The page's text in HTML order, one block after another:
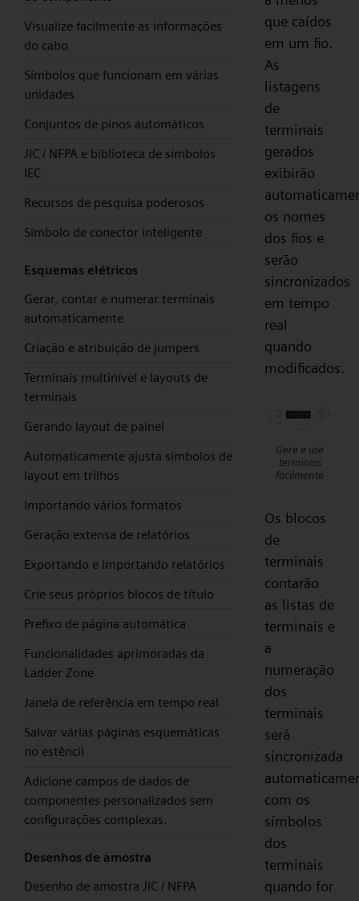
Visualize facilmente as informações
do cabo
Símbolos que funcionam em várias
unidades
Conjuntos de pinos automáticos
JIC / NFPA e biblioteca de símbolos
IEC
Recursos de pesquisa poderosos
Símbolo de conector inteligente
Esquemas elétricos
Gerar, contar e numerar terminais
automaticamente
Criação e atribuição de jumpers
Terminais multinível e layouts de
terminais
Gerando layout de painel
Automaticamente ajusta símbolos de
layout em trilhos
Importando vários formatos
Geração extensa de relatórios
Exportando e importando relatórios
Crie seus próprios blocos de título
Prefixo de página automática
Funcionalidades aprimoradas da
Ladder Zone
Janela de referência em tempo real
Salvar várias páginas esquemáticas
no estêncil
Adicione campos de dados de
componentes personalizados sem
configurações complexas.
Desenhos de amostra
Desenho de amostra JIC / NFPA
que caídos
em um fio.
As
listagens
de
terminais
gerados
exibirão
os nomes
dos fios e
serão
sincronizados
em tempo
real
quando
modificados.
Gere e use
terminais
facilmente
Os blocos
de
terminais
contarão
as listas de
terminais e
a
numeração
dos
terminais
será
sincronizada
com os
símbolos
dos
terminais
quando for